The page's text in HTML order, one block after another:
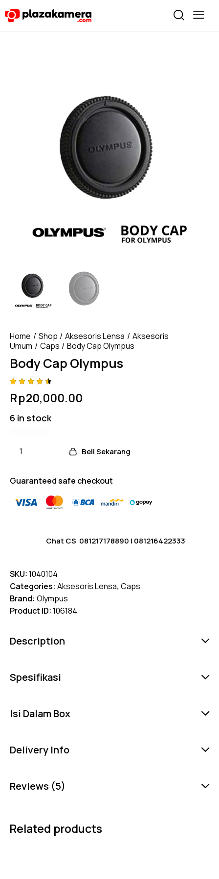
Home Shop Aksesoris Lensa
Aksesoris
Umum
Caps Body Cap Olympus
Body Cap Olympus
4.50
out of
based
Rp20,000.00
6 in stock
Beli Sekarang
Guaranteed safe checkout
Chat CS 081217178890 | 081216422333
SKU:1040104
Categories: Aksesoris Lensa, Caps
Brand: Olympus
Product ID:106184
Description
Spesifikasi
Isi Dalam Box
Delivery Info
Reviews (5)
Related products